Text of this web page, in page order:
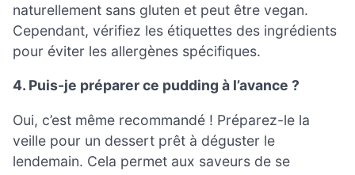
naturellement sans gluten et peut être vegan.
Cependant, vérifiez les étiquettes des ingrédients
pour éviter les allergènes spécifiques.
4. Puis-je préparer ce pudding à l’avance ?
Oui, c’est même recommandé ! Préparez-le la
veille pour un dessert prêt à déguster le
lendemain. Cela permet aux saveurs de se